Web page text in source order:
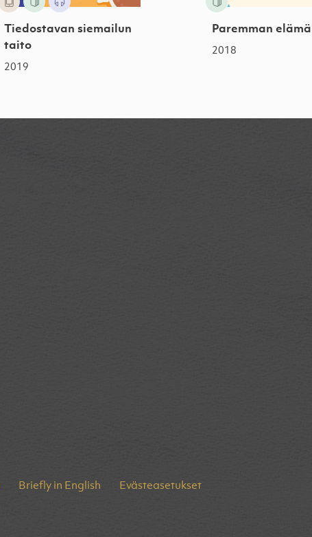
Tiedostavan siemailun
taito
2019
Paremman
2018
Briefly in English Evästeasetukset